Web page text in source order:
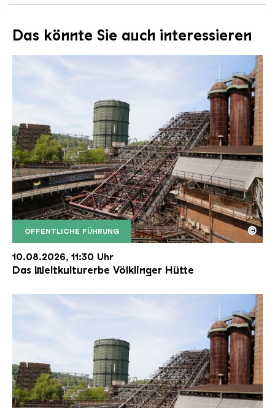
Das könnte Sie auch interessieren
ÖFFENTLICHE FÜHRUNG
Der Erzschrägaufzug der Völklinger Hütte mit
Copyright: Weltkulturerbe Völklinger Hütte | Karl
©
10.08.2026, 11:30 Uhr
Das Weltkulturerbe Völklinger Hütte